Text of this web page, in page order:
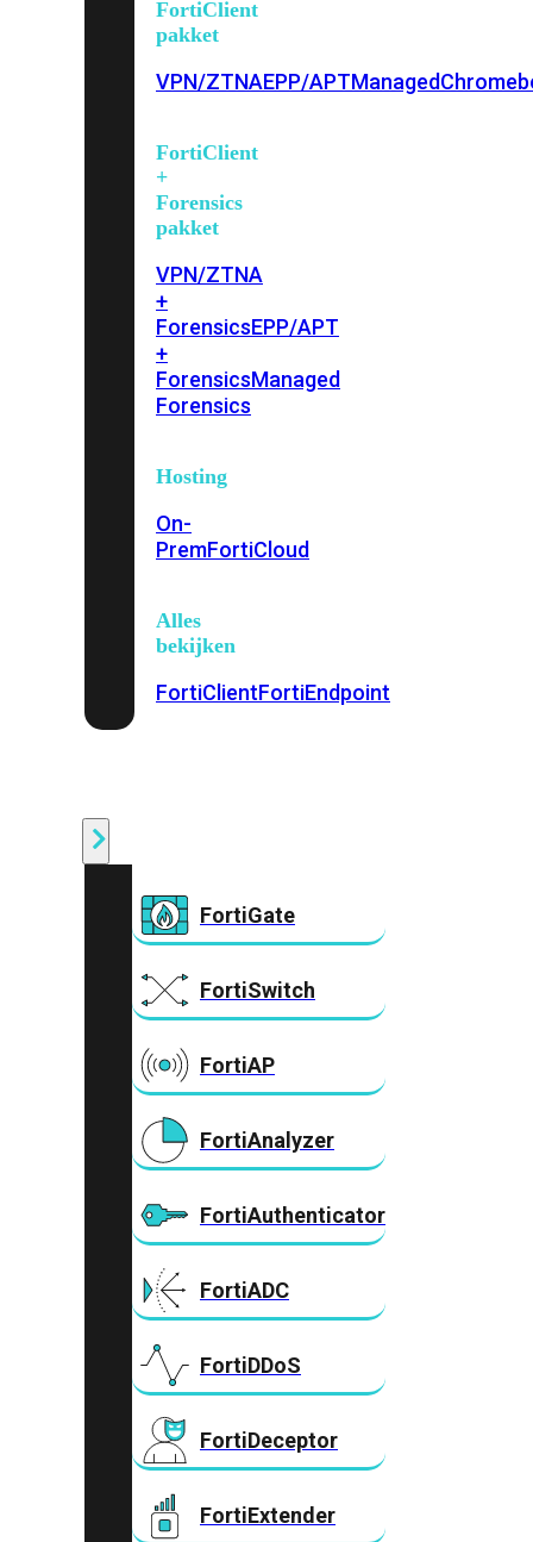
FortiClient
pakket
VPN/ZTNAEPP/APTManaged
FortiClient
+
Forensics
pakket
VPN/ZTNA
+
ForensicsEPP/APT
+
ForensicsManaged
Forensics
Hosting
On-
PremFortiCloud
Alles
bekijken
FortiClientFortiEndpoint
FortiGate
FortiSwitch
FortiAP
FortiAnalyzer
FortiAuthenticator
FortiADC
FortiDDoS
FortiDeceptor
FortiExtender